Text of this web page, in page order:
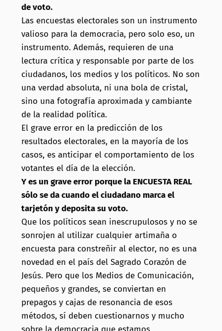
de voto.
Las encuestas electorales son un instrumento
valioso para la democracia, pero solo eso, un
instrumento. Además, requieren de una
lectura crítica y responsable por parte de los
ciudadanos, los medios y los políticos. No son
una verdad absoluta, ni una bola de cristal,
sino una fotografía aproximada y cambiante
de la realidad política.
El grave error en la predicción de los
resultados electorales, en la mayoría de los
casos, es anticipar el comportamiento de los
votantes el día de la elección.
Y es un grave error porque la ENCUESTA REAL
sólo se da cuando el ciudadano marca el
tarjetón y deposita su voto.
Que los políticos sean inescrupulosos y no se
sonrojen al utilizar cualquier artimaña o
encuesta para constreñir al elector, no es una
novedad en el país del Sagrado Corazón de
Jesús. Pero que los Medios de Comunicación,
pequeños y grandes, se conviertan en
prepagos y cajas de resonancia de esos
métodos, sí deben cuestionarnos y mucho